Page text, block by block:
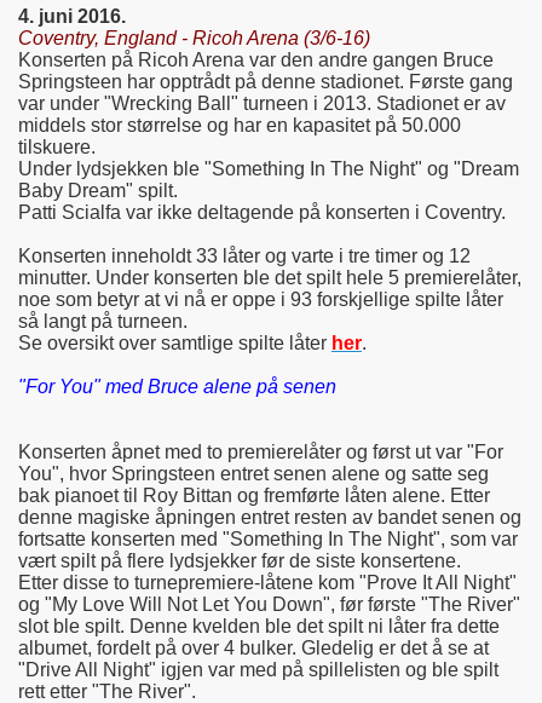
4. juni 2016.
Coventry, England - Ricoh Arena (3/6-16)
Konserten på Ricoh Arena var den andre gangen Bruce
Springsteen har opptrådt på denne stadionet. Første gang
var under "Wrecking Ball" turneen i 2013. Stadionet er av
middels stor størrelse og har en kapasitet på 50.000
tilskuere.
Under lydsjekken ble "Something In The Night" og "Dream
Baby Dream" spilt.
Patti Scialfa var ikke deltagende på konserten i Coventry.
Konserten inneholdt 33 låter og varte i tre timer og 12
minutter. Under konserten ble det spilt hele 5 premierelåter,
noe som betyr at vi nå er oppe i 93 forskjellige spilte låter
så langt på turneen.
Se oversikt over samtlige spilte låter her.
"For You" med Bruce alene på senen
Konserten åpnet med to premierelåter og først ut var "For
You", hvor Springsteen entret senen alene og satte seg
bak pianoet til Roy Bittan og fremførte låten alene. Etter
denne magiske åpningen entret resten av bandet senen og
fortsatte konserten med "Something In The Night", som var
vært spilt på flere lydsjekker før de siste konsertene.
Etter disse to turnepremiere-låtene kom "Prove It All Night"
og "My Love Will Not Let You Down", før første "The River"
slot ble spilt. Denne kvelden ble det spilt ni låter fra dette
albumet, fordelt på over 4 bulker. Gledelig er det å se at
"Drive All Night" igjen var med på spillelisten og ble spilt
rett etter "The River".